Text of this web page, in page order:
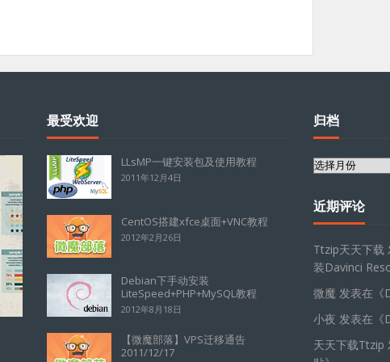
最受欢迎
LLsMP一键安装包及使用教程
2011年12月4日
CentOS搭建xfce桌面+VNC教程
2012年2月26日
Debian下手动安装
LiteSpeed+PHP+MySQL教程
2012年8月18日
【微魔部落】VPS迁移通告
2011/12/17
归档
归
近期评论
Ttzip天天下载
装Davinci
微魔 发表在《
小夜 发表在《
天天下载Ttzip